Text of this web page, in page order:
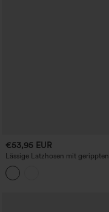
€53,95 EUR
Lässige Latzhosen mit gerippten
Taschen